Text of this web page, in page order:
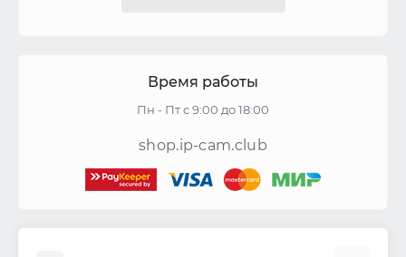
Время работы
Пн - Пт с 9:00 до 18:00
shop.ip-cam.club